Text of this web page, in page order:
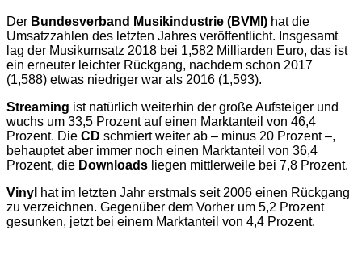
Der Bundesverband Musikindustrie (BVMI) hat die
Umsatzzahlen des letzten Jahres veröffentlicht. Insgesamt
lag der Musikumsatz 2018 bei 1,582 Milliarden Euro, das ist
ein erneuter leichter Rückgang, nachdem schon 2017
(1,588) etwas niedriger war als 2016 (1,593).
Streaming ist natürlich weiterhin der große Aufsteiger und
wuchs um 33,5 Prozent auf einen Marktanteil von 46,4
Prozent. Die CD schmiert weiter ab – minus 20 Prozent –,
behauptet aber immer noch einen Marktanteil von 36,4
Prozent, die Downloads liegen mittlerweile bei 7,8 Prozent.
Vinyl hat im letzten Jahr erstmals seit 2006 einen Rückgang
zu verzeichnen. Gegenüber dem Vorher um 5,2 Prozent
gesunken, jetzt bei einem Marktanteil von 4,4 Prozent.